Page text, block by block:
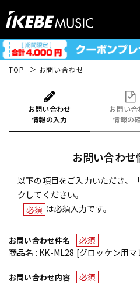
TOP お問い合わせ
お問い合わせ
情報の入力
お問い合
情報の
お問い合わせ
以下の項目をご入力いただき、
クしてください。
必須 は必須入力です。
お問い合わせ件名
必須
商品名 : KK-ML28 [グロッケン用
お問い合わせ内容 必須